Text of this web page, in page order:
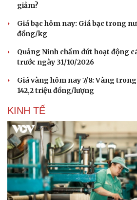
Du lịch
Tư vấn
Săn Tour
check-in
Câu
Đọc
Cửa
Kể
Hạt
giảm?
Giá bạc hôm nay: Giá bạc trong
đồng/kg
Quảng Ninh chấm dứt hoạt động
trước ngày 31/10/2026
Giá vàng hôm nay 7/8: Vàng
142,2 triệu đồng/lượng
KINH TẾ